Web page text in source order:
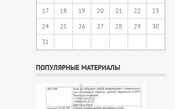
17
18 19 20 21 22
23
24
25 26 27 28 29
30
31
ПОПУЛЯРНЫЕ МАТЕРИАЛЫ